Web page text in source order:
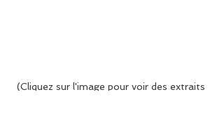
(Cliquez sur l'image pour voir des extraits